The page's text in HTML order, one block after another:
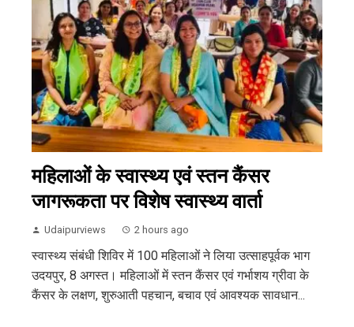
महिलाओं के स्वास्थ्य एवं स्तन कैंसर
जागरूकता पर विशेष स्वास्थ्य वार्ता
Udaipurviews 2 hours ago
स्वास्थ्य संबंधी शिविर में 100 महिलाओं ने लिया उत्साहपूर्वक भाग
उदयपुर, 8 अगस्त। महिलाओं में स्तन कैंसर एवं गर्भाशय ग्रीवा के
कैंसर के लक्षण, शुरुआती पहचान, बचाव एवं आवश्यक सावधान...